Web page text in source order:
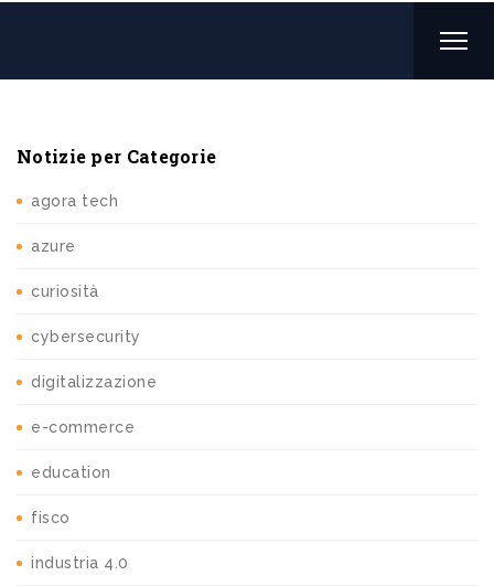
Notizie per Categorie
agora tech
azure
curiosità
cybersecurity
digitalizzazione
e-commerce
education
fisco
industria 4.0